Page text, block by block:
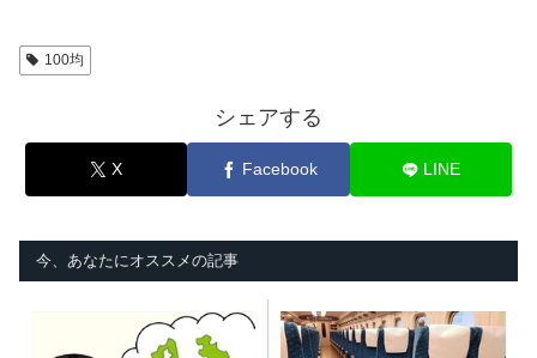
100均
シェアする
X Facebook LINE
今、あなたにオススメの記事